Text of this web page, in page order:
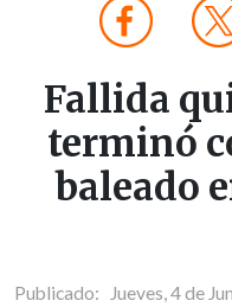
Fallida
terminó
baleado
Publicado: Jueves, 4 de